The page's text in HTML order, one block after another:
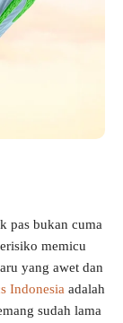
pas bukan cuma
memicu
yang awet dan
Indonesia adalah
sudah lama